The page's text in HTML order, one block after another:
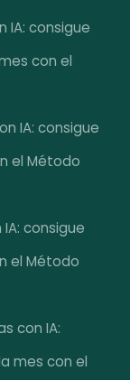
IA: consigue
con el
IA: consigue
el Método
consigue
el Método
con IA:
mes con el